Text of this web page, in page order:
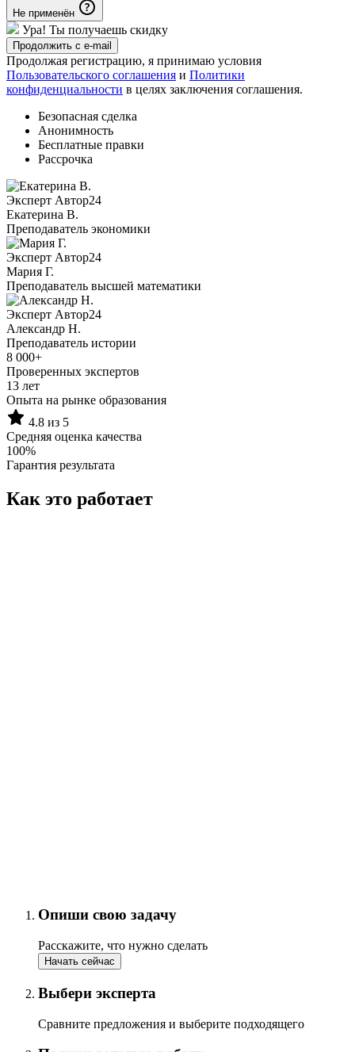
Не применён
Ура! Ты получаешь скидку
Продолжить с e-mail
Продолжая регистрацию, я принимаю условия
Пользовательского соглашения и Политики
конфиденциальности в целях заключения соглашения.
Безопасная сделка
Анонимность
Бесплатные правки
Рассрочка
Эксперт Автор24
Екатерина B.
Преподаватель экономики
Эксперт Автор24
Мария Г.
Преподаватель высшей математики
Эксперт Автор24
Александр Н.
Преподаватель истории
8 000+
Проверенных экспертов
13 лет
Опыта на рынке образования
4.8 из 5
Средняя оценка качества
100%
Гарантия результата
Как это работает
Опиши свою задачу
Расскажите, что нужно сделать
Начать сейчас
Выбери эксперта
Сравните предложения и выберите подходящего